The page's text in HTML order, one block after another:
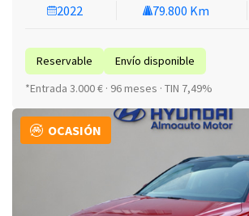
2022 79.800 Km
Reservable
Envío disponible
*Entrada 3.000 € · 96 meses · TIN 7,49%
OCASIÓN